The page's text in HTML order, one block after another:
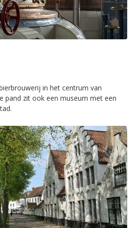
in het centrum van
pand zit ook een museum met een